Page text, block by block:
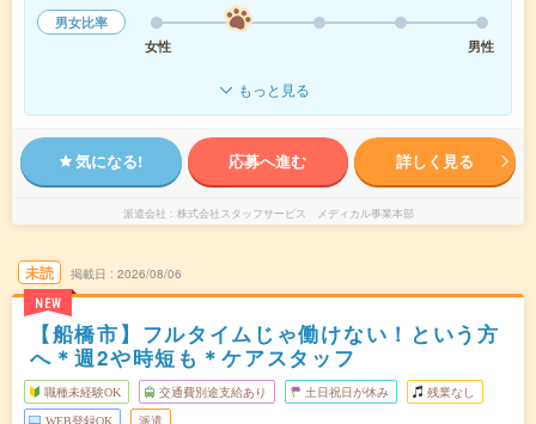
男女比率
女性
男性
もっと見る
気になる! 応募へ進む 詳しく見る
派遣会社 株式会社スタッフサービス メディカル事業本部
未読
NEW
掲載日 2026/08/06
【船橋市】フルタイムじゃ働けない！という方
へ＊週2や時短も＊ケアスタッフ
職種未経験OK 交通費別途支給あり 土日祝日が休み 残業なし
WEB登録OK 派遣